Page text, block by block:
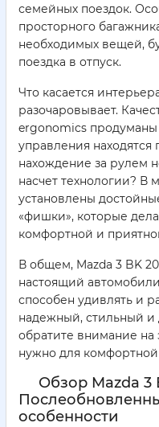
семейных поездок.
просторного
необходимых вещей,
поездка в отпуск.
Что касается
разочаровывает.
ergonomics
управления
нахождение за рулем
насчет технологии? В
установлены
«фишки», которые
комфортной и
В общем, Mazda 3 BK
настоящий
способен удивлять и
надежный, стильный
обратите внимание на
нужно для
Обзор Mazda 3
особенности